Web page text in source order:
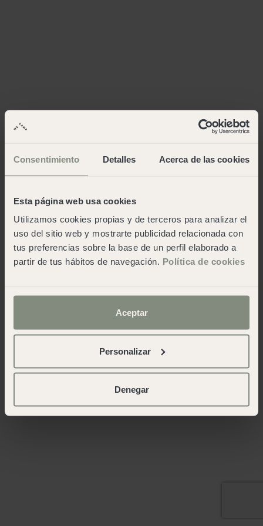
Consentimiento Detalles Acerca de las cookies
Esta página web usa cookies
Utilizamos cookies propias y de terceros para analizar el
uso del sitio web y mostrarte publicidad relacionada con
tus preferencias sobre la base de un perfil elaborado a
partir de tus hábitos de navegación. Política de cookies
Aceptar
Personalizar
Denegar